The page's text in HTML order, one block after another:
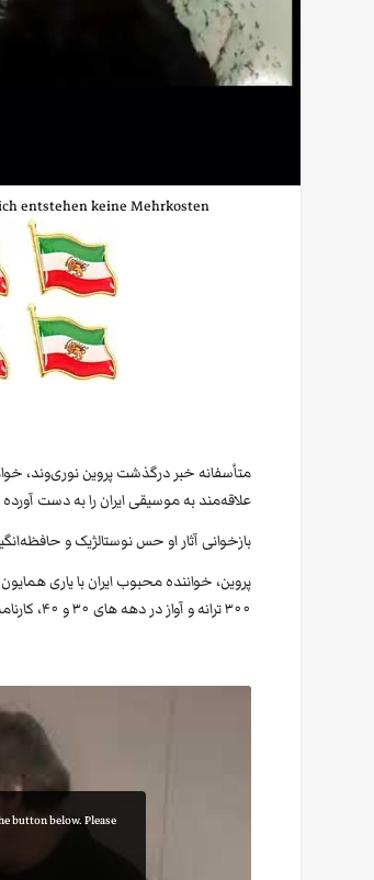
entstehen keine Mehrkosten
متأسفانه خبر درگذشت پروین نوری‌وند،
علاقه‌مند به موسیقی ایران را به دست
بازخوانی آثار او حس نوستالژیک و
پروین، خواننده محبوب ایران با یاری
۳۰۰ ترانه و آواز در دهه های ۳۰ و ۴۰، کارنامه ای درخشان از بهترین آهنگ‌ها و ترانه‌ها را خلق کرده است.
button below. Please